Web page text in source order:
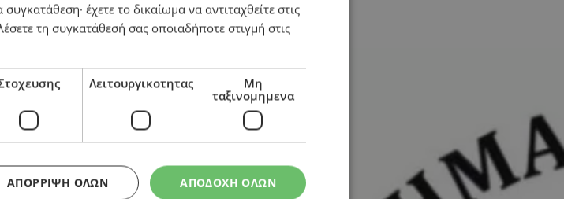
έχετε το δικαίωμα να αντιταχθείτε στις
τη συγκατάθεσή σας οποιαδήποτε στιγμή στις
Λειτουργικοτητας
Μη
ταξινομημενα
ΑΠΟΔΟΧΗ ΟΛΩΝ
ΑΠΌΡΡΙΨΗ ΌΛΩΝ